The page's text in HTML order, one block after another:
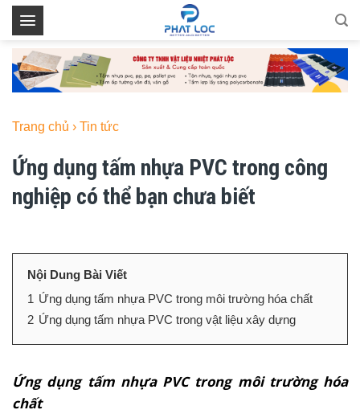
Skip
Trang chủ › Tin tức
Ứng dụng tấm nhựa PVC trong công
nghiệp có thể bạn chưa biết
Nội Dung Bài Viết
1 Ứng dụng tấm nhựa PVC trong môi trường hóa chất
2 Ứng dụng tấm nhựa PVC trong vật liệu xây dựng
Ứng dụng tấm nhựa PVC trong môi trường hóa
chất